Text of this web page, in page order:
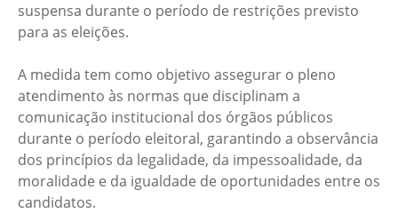
suspensa durante o período de restrições previsto
para as eleições.
A medida tem como objetivo assegurar o pleno
atendimento às normas que disciplinam a
comunicação institucional dos órgãos públicos
durante o período eleitoral, garantindo a observância
dos princípios da legalidade, da impessoalidade, da
moralidade e da igualdade de oportunidades entre os
candidatos.